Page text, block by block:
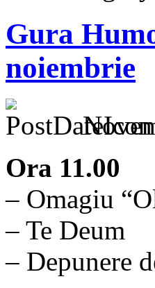
Gura
noiembrie
Ora 11.00
– Omagiu
– Te Deum
– Depunere